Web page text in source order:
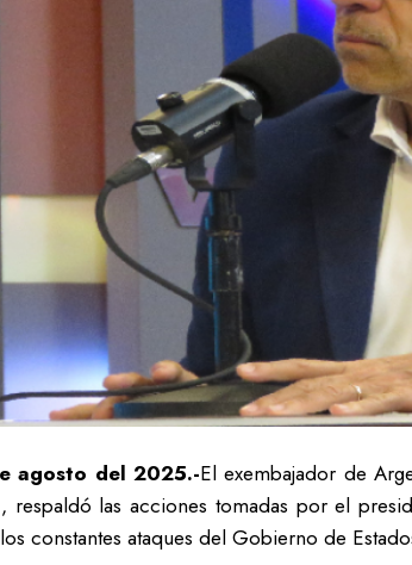
agosto del 2025.-El exembajador de
respaldó las acciones tomadas por el
constantes ataques del Gobierno de